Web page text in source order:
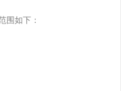
围如下：